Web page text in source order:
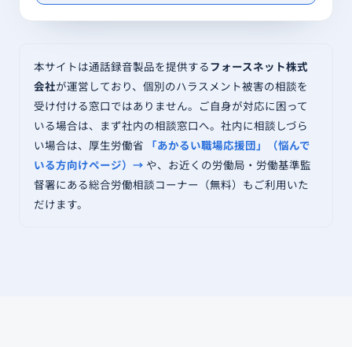
本サイトは通話録音製品を提供するフォースネット株式
会社が運営しており、個別のハラスメント被害の相談を
受け付ける窓口ではありません。ご自身が対応に困って
いる場合は、まず社内の相談窓口へ。社内に相談しづら
い場合は、厚生労働省 「あかるい職場応援団」（悩んで
いる方向けページ）→ や、お近くの労働局・労働基準監
督署にある総合労働相談コーナー（無料）もご利用いた
だけます。